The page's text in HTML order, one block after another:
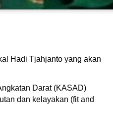
Hadi Tjahjanto yang akan
Darat (KASAD)
dan kelayakan (fit and